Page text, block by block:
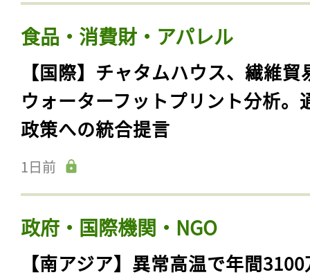
食品・消費財・アパレル
【国際】チャタムハウス、繊維貿
ウォーターフットプリント分析。
政策への統合提言
1日前
政府・国際機関・NGO
【南アジア】異常高温で年間